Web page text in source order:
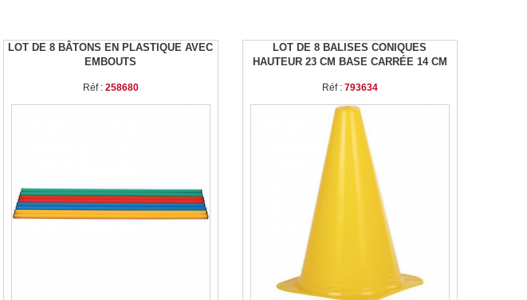
LOT DE 8 BÂTONS EN PLASTIQUE AVEC
EMBOUTS
Réf : 258680
LOT DE 8 BALISES CONIQUES
HAUTEUR 23 CM BASE CARRÉE 14 CM
Réf : 793634